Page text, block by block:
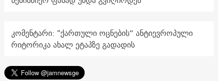
კომენტარი: "ქართული ოცნების“ ანტიევროპული
რიტორიკა ახალ ეტაპზე გადადის